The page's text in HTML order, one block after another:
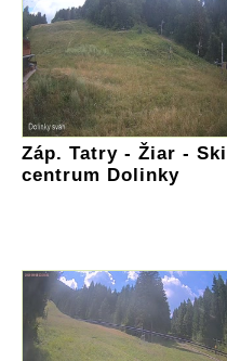
Záp. Tatry - Žiar - Ski
centrum Dolinky